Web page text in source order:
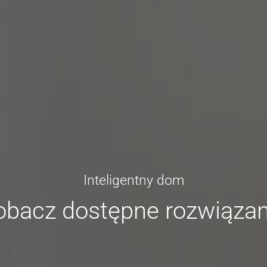
Inteligentny dom
dostępne